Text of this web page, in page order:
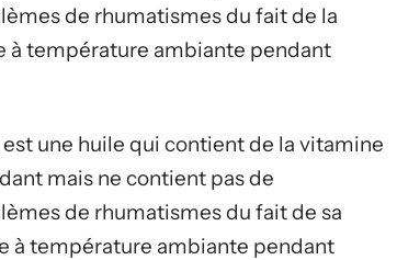
de rhumatismes du fait de la
à température ambiante pendant
une huile qui contient de la vitamine
mais ne contient pas de
de rhumatismes du fait de sa
à température ambiante pendant